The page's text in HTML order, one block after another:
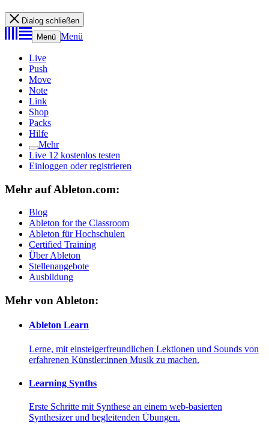
Dialog schließen
Menü Menü
Live
Push
Move
Note
Link
Shop
Packs
Hilfe
Mehr
Live 12 kostenlos testen
Einloggen oder registrieren
Mehr auf Ableton.com:
Blog
Ableton for the Classroom
Ableton für Hochschulen
Certified Training
Über Ableton
Stellenangebote
Ausbildung
Mehr von Ableton:
Ableton Learn
Lerne, mit einsteigerfreundlichen Lektionen und Sounds von
erfahrenen Künstler:innen Musik zu machen.
Learning Synths
Erste Schritte mit Synthese an einem web-basierten
Synthesizer und begleitenden Übungen.